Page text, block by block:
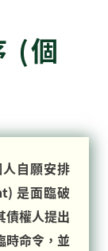
(個
自願安排
是面臨破
債權人提出
時命令，並